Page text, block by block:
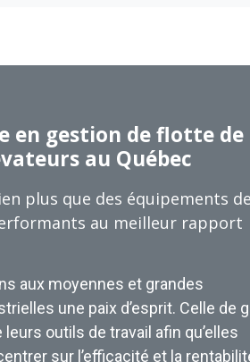
en gestion de flotte de
au Québec
plus que des équipements de
au meilleur rapport
aux moyennes et grandes
une paix d’esprit. Celle de
outils de travail afin qu’elles
sur l’efficacité et la